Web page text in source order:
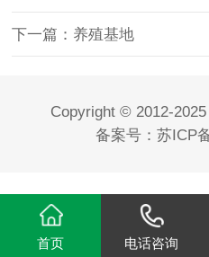
下一篇：养殖基地
Copyright © 2012-
备案号： 苏ICP
首页 电话咨询